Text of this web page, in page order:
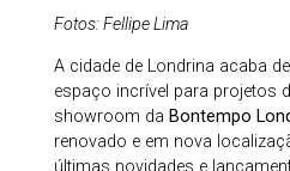
Fotos: Fellipe Lima
A cidade de Londrina acaba
espaço incrível para projetos
showroom da Bontempo
renovado e em nova
últimas novidades e